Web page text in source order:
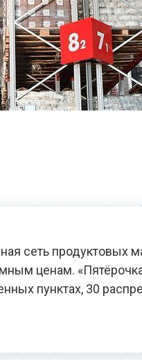
сеть продуктовых
ценам.
пунктах, 30